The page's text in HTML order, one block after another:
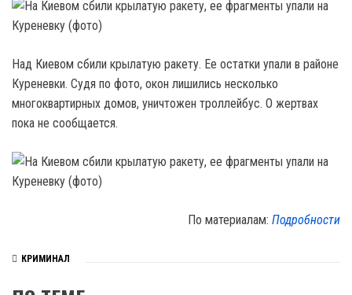
Над Киевом сбили крылатую ракету. Ее остатки упали в районе
Куреневки. Судя по фото, окон лишились несколько
многоквартирных домов, уничтожен троллейбус. О жертвах
пока не сообщается.
По материалам: Подробности
КРИМИНАЛ